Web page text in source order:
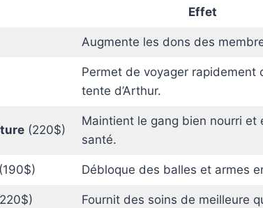
Effet
Augmente les dons des
Permet de voyager rapidement
tente d’Arthur.
(220$)
Maintient le gang bien nourri et
santé.
(190$) Débloque des balles et armes
Fournit des soins de meilleure